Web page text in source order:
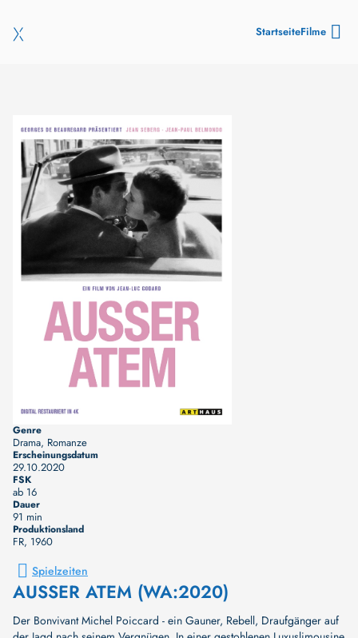
StartseiteFilme
Genre
Drama, Romanze
Erscheinungsdatum
29.10.2020
FSK
ab 16
Dauer
91 min
Produktionsland
FR, 1960
Spielzeiten
AUSSER ATEM (WA:2020)
Der Bonvivant Michel Poiccard - ein Gauner, Rebell, Draufgänger auf